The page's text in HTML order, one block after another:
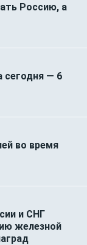
Россию, а
сегодня — 6
во время
и СНГ
железной